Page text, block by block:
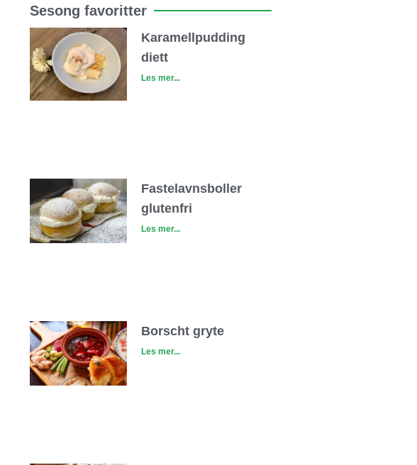
Sesong favoritter
Karamellpudding
diett
Les mer...
Fastelavnsboller
glutenfri
Les mer...
Borscht gryte
Les mer...